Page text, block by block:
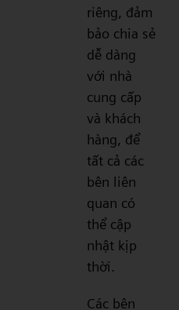
riêng, đảm
bảo chia sẻ
dễ dàng
với nhà
cung cấp
và khách
hàng, để
tất cả các
bên liên
quan có
thể cập
nhật kịp
thời.
Các bên